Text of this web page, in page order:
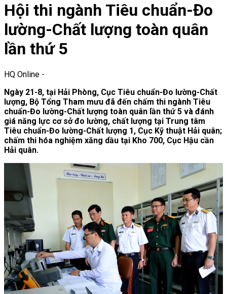
Hội thi ngành Tiêu chuẩn-Đo
lường-Chất lượng toàn quân
lần thứ 5
HQ Online -
Ngày 21-8, tại Hải Phòng, Cục Tiêu chuẩn-Đo lường-Chất
lượng, Bộ Tổng Tham mưu đã đến chấm thi ngành Tiêu
chuẩn-Đo lường-Chất lượng toàn quân lần thứ 5 và đánh
giá năng lực cơ sở đo lường, chất lượng tại Trung tâm
Tiêu chuẩn-Đo lường-Chất lượng 1, Cục Kỹ thuật Hải quân;
chấm thi hóa nghiệm xăng dầu tại Kho 700, Cục Hậu cần
Hải quân.